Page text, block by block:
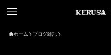
ホーム ブログ雑記